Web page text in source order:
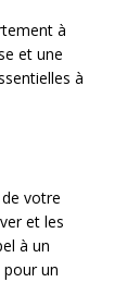
à
et une
à
de votre
et les
à un
pour un